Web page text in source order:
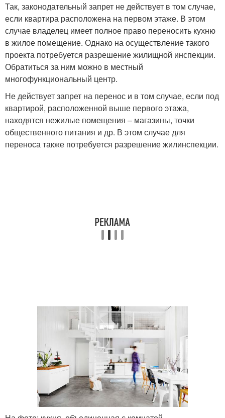
Так, законодательный запрет не действует в том случае,
если квартира расположена на первом этаже. В этом
случае владелец имеет полное право переносить кухню
в жилое помещение. Однако на осуществление такого
проекта потребуется разрешение жилищной инспекции.
Обратиться за ним можно в местный
многофункциональный центр.
Не действует запрет на перенос и в том случае, если под
квартирой, расположенной выше первого этажа,
находятся нежилые помещения – магазины, точки
общественного питания и др. В этом случае для
переноса также потребуется разрешение жилинспекции.